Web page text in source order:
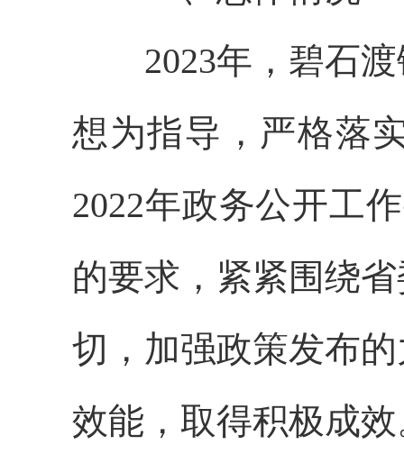
2023年，碧石渡
想为指导，严格落
2022年政务公开工
的要求，紧紧围绕
切，加强政策发布
效能，取得积极成